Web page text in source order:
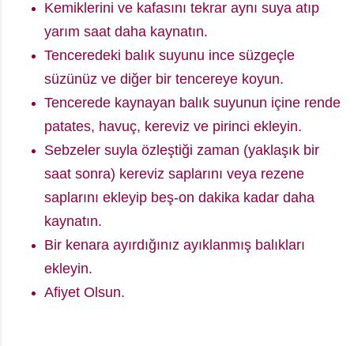
Kemiklerini ve kafasını tekrar aynı suya atıp
yarım saat daha kaynatın.
Tenceredeki balık suyunu ince süzgeçle
süzünüz ve diğer bir tencereye koyun.
Tencerede kaynayan balık suyunun içine rende
patates, havuç, kereviz ve pirinci ekleyin.
Sebzeler suyla özleştiği zaman (yaklaşık bir
saat sonra) kereviz saplarını veya rezene
saplarını ekleyip beş-on dakika kadar daha
kaynatın.
Bir kenara ayırdığınız ayıklanmış balıkları
ekleyin.
Afiyet Olsun.